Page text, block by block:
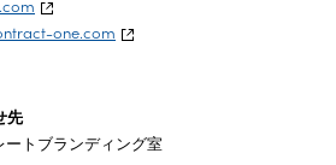
one.com
先
トブランディング室